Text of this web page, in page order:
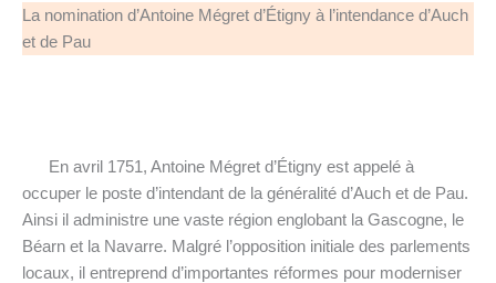
La nomination d’Antoine Mégret d’Étigny à l’intendance d’Auch
et de Pau
En avril 1751, Antoine Mégret d’Étigny est appelé à
occuper le poste d’intendant de la généralité d’Auch et de Pau.
Ainsi il administre une vaste région englobant la Gascogne, le
Béarn et la Navarre. Malgré l’opposition initiale des parlements
locaux, il entreprend d’importantes réformes pour moderniser